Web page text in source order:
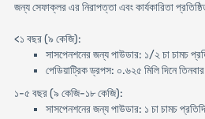
জন্য সেফাক্লর এর নিরাপত্তা এবং কার্যকারিতা
<১ বছর (৯ কেজি):
সাসপেনশনের জন্য পাউডার: ১/২ চা চামচ
পেডিয়াট্রিক ড্রপস: ০.৬২৫ মিলি দিনে তিনবার
১-৫ বছর (৯ কেজি-১৮ কেজি):
সাসপেনশনের জন্য পাউডার: ১ চা চামচ